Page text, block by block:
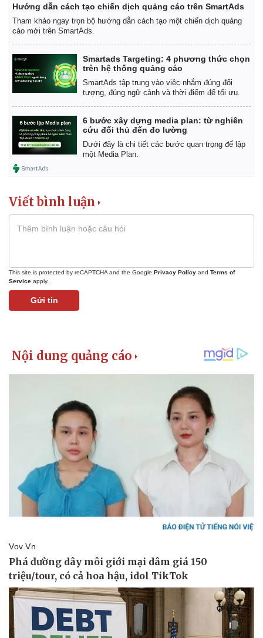
Kinh tế
Bất động sản
Khởi nghiệp
Thị trường
Giá vàng
Tỷ giá
Chứng khoán
Pháp luật
Vụ án
Tin nóng
Tư vấn luật
Phân tích
Hướng dẫn cách tạo chiến dịch quảng cáo trên SmartAds
Tham khảo ngay trọn bộ hướng dẫn cách tạo một chiến dịch quảng
cáo mới trên SmartAds.
Smartads Targeting: 4 phương thức chọn
trên hệ thống quảng cáo
SmartAds tập trung vào việc nhắm đúng đối
tượng, đúng ngữ cảnh và thời điểm để tối ưu.
6 bước xây dựng media plan: từ nghiên
cứu đối thủ đến đo lường
Dưới đây là chi tiết các bước quan trọng để lập
một Media Plan.
Viết bình luận
This site is protected by reCAPTCHA and the Google Privacy Policy and Terms of
Service apply.
Gửi tin